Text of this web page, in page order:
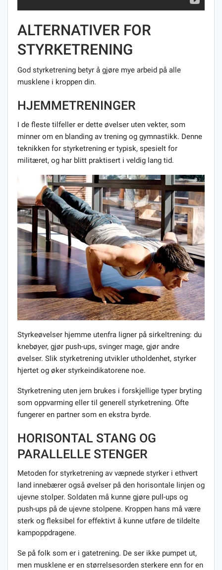
ALTERNATIVER FOR
STYRKETRENING
God styrketrening betyr å gjøre mye arbeid på alle
musklene i kroppen din.
HJEMMETRENINGER
I de fleste tilfeller er dette øvelser uten vekter, som
minner om en blanding av trening og gymnastikk. Denne
teknikken for styrketrening er typisk, spesielt for
militæret, og har blitt praktisert i veldig lang tid.
Styrkeøvelser hjemme utenfra ligner på sirkeltrening: du
knebøyer, gjør push-ups, svinger mage, gjør andre
øvelser. Slik styrketrening utvikler utholdenhet, styrker
hjertet og øker styrkeindikatorene noe.
Styrketrening uten jern brukes i forskjellige typer bryting
som oppvarming eller til generell styrketrening. Ofte
fungerer en partner som en ekstra byrde.
HORISONTAL STANG OG
PARALLELLE STENGER
Metoden for styrketrening av væpnede styrker i ethvert
land innebærer også øvelser på den horisontale linjen og
ujevne stolper. Soldaten må kunne gjøre pull-ups og
push-ups på de ujevne stolpene. Kroppen hans må være
sterk og fleksibel for effektivt å kunne utføre de tildelte
kampoppdragene.
Se på folk som er i gatetrening. De ser ikke pumpet ut,
men musklene er en størrelsesorden sterkere enn for en